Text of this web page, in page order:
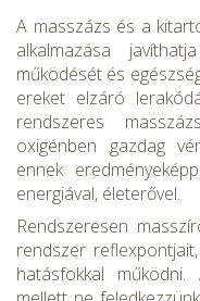
A masszázs és a
alkalma­zása
működését és
ereket elzáró
rendszeres
oxigénben gazdag
ennek
energiával, életerővel.
Rendszeresen
rendszer
hatásfokkal